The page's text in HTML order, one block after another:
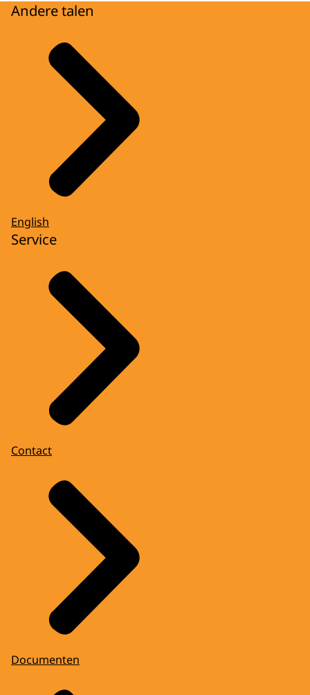
Andere talen
English
Service
Contact
Documenten